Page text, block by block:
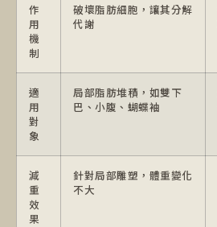
作
用
機
制
破壞脂肪細胞，讓其分解
代謝
適
用
對
象
局部脂肪堆積，如雙下
巴、小腹、蝴蝶袖
減
重
效
果
針對局部雕塑，體重變化
不大